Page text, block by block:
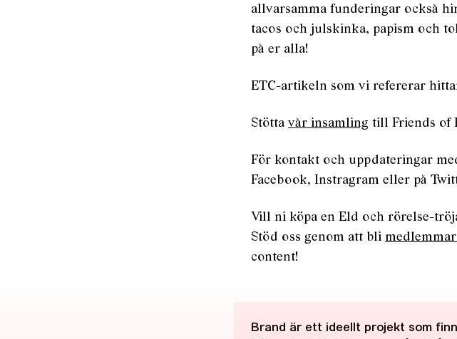
allvarsamma funderingar också
tacos och julskinka, papism och
på er alla!
ETC-artikeln som vi refererar
Stöttavår insamling till Friends of
För kontakt och uppdateringar
Facebook, Instragram eller på
Vill ni köpa en Eld och rörelse-
Stöd oss genom att bli
content!
Brand är ett ideellt projekt som